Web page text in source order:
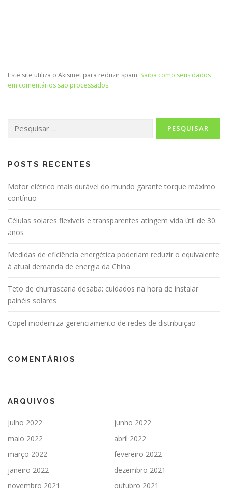
Este site utiliza o Akismet para reduzir spam. Saiba como seus dados
em comentários são processados.
por:
POSTS RECENTES
Motor elétrico mais durável do mundo garante torque máximo
contínuo
Células solares flexíveis e transparentes atingem vida útil de 30
anos
Medidas de eficiência energética poderiam reduzir o equivalente
à atual demanda de energia da China
Teto de churrascaria desaba: cuidados na hora de instalar
painéis solares
Copel moderniza gerenciamento de redes de distribuição
COMENTÁRIOS
ARQUIVOS
julho 2022
junho 2022
maio 2022
abril 2022
março 2022
fevereiro 2022
janeiro 2022
dezembro 2021
novembro 2021
outubro 2021